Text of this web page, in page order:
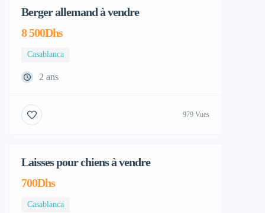
Adoption
Berger allemand à vendre
8 500Dhs
Casablanca
2 ans
979 Vues
Laisses pour chiens à vendre
700Dhs
Casablanca